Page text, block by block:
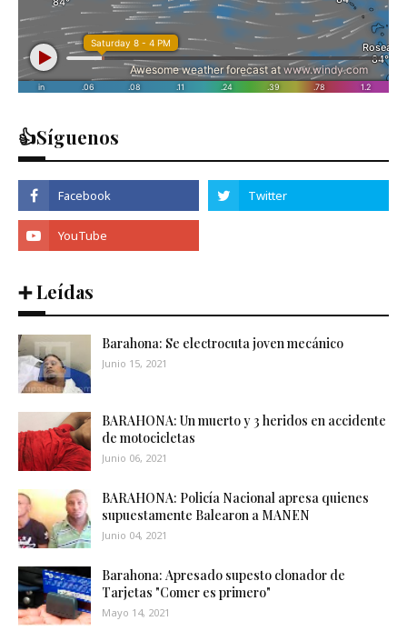
👍Síguenos
➕ Leídas
Barahona: Se electrocuta joven mecánico
Junio 15, 2021
BARAHONA: Un muerto y 3 heridos en accidente
de motocicletas
Junio 06, 2021
BARAHONA: Policía Nacional apresa quienes
supuestamente Balearon a MANEN
Junio 04, 2021
Barahona: Apresado supesto clonador de
Tarjetas "Comer es primero"
Mayo 14, 2021